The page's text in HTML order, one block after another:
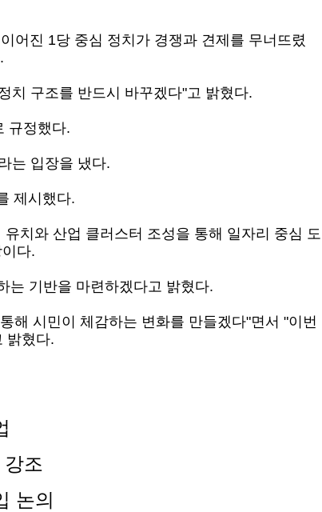
어진 1당 중심 정치가 경쟁과 견제를 무너뜨렸
치 구조를 반드시 바꾸겠다"고 밝혔다.
규정했다.
는 입장을 냈다.
제시했다.
유치와 산업 클러스터 조성을 통해 일자리 중심 도
다.
는 기반을 마련하겠다고 밝혔다.
해 시민이 체감하는 변화를 만들겠다"면서 "이번
밝혔다.
조
논의